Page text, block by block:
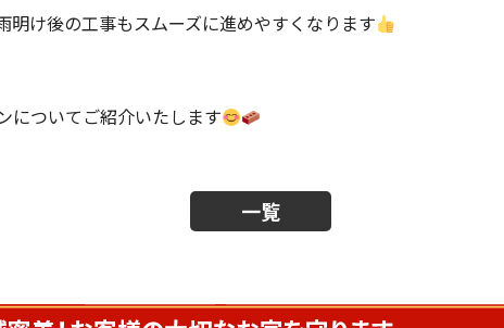
明け後の工事もスムーズに進めやすくなります
についてご紹介いたします
一覧